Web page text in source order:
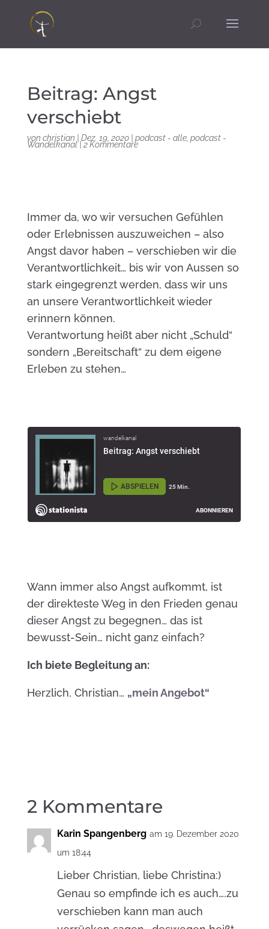
Beitrag: Angst
verschiebt
von christian Dez. 19, 2020| podcast - alle, podcast -
Wandelkanal| 2 Kommentare
Immer da, wo wir versuchen Gefühlen
oder Erlebnissen auszuweichen – also
Angst davor haben – verschieben wir die
Verantwortlichkeit… bis wir von Aussen so
stark eingegrenzt werden, dass wir uns
an unsere Verantwortlichkeit wieder
erinnern können.
Verantwortung heißt aber nicht „Schuld“
sondern „Bereitschaft“ zu dem eigene
Erleben zu stehen…
Wann immer also Angst aufkommt, ist
der direkteste Weg in den Frieden genau
dieser Angst zu begegnen… das ist
bewusst-Sein… nicht ganz einfach?
Ich biete Begleitung an:
Herzlich, Christian… „mein Angebot“
2 Kommentare
Karin Spangenberg am 19. Dezember 2020
um 18:44
Lieber Christian, liebe Christina:)
Genau so empfinde ich es auch….zu
verschieben kann man auch